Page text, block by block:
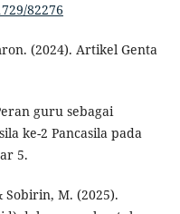
82276
(2024). Artikel Genta
guru sebagai
ke-2 Pancasila pada
5.
Sobirin, M. (2025).